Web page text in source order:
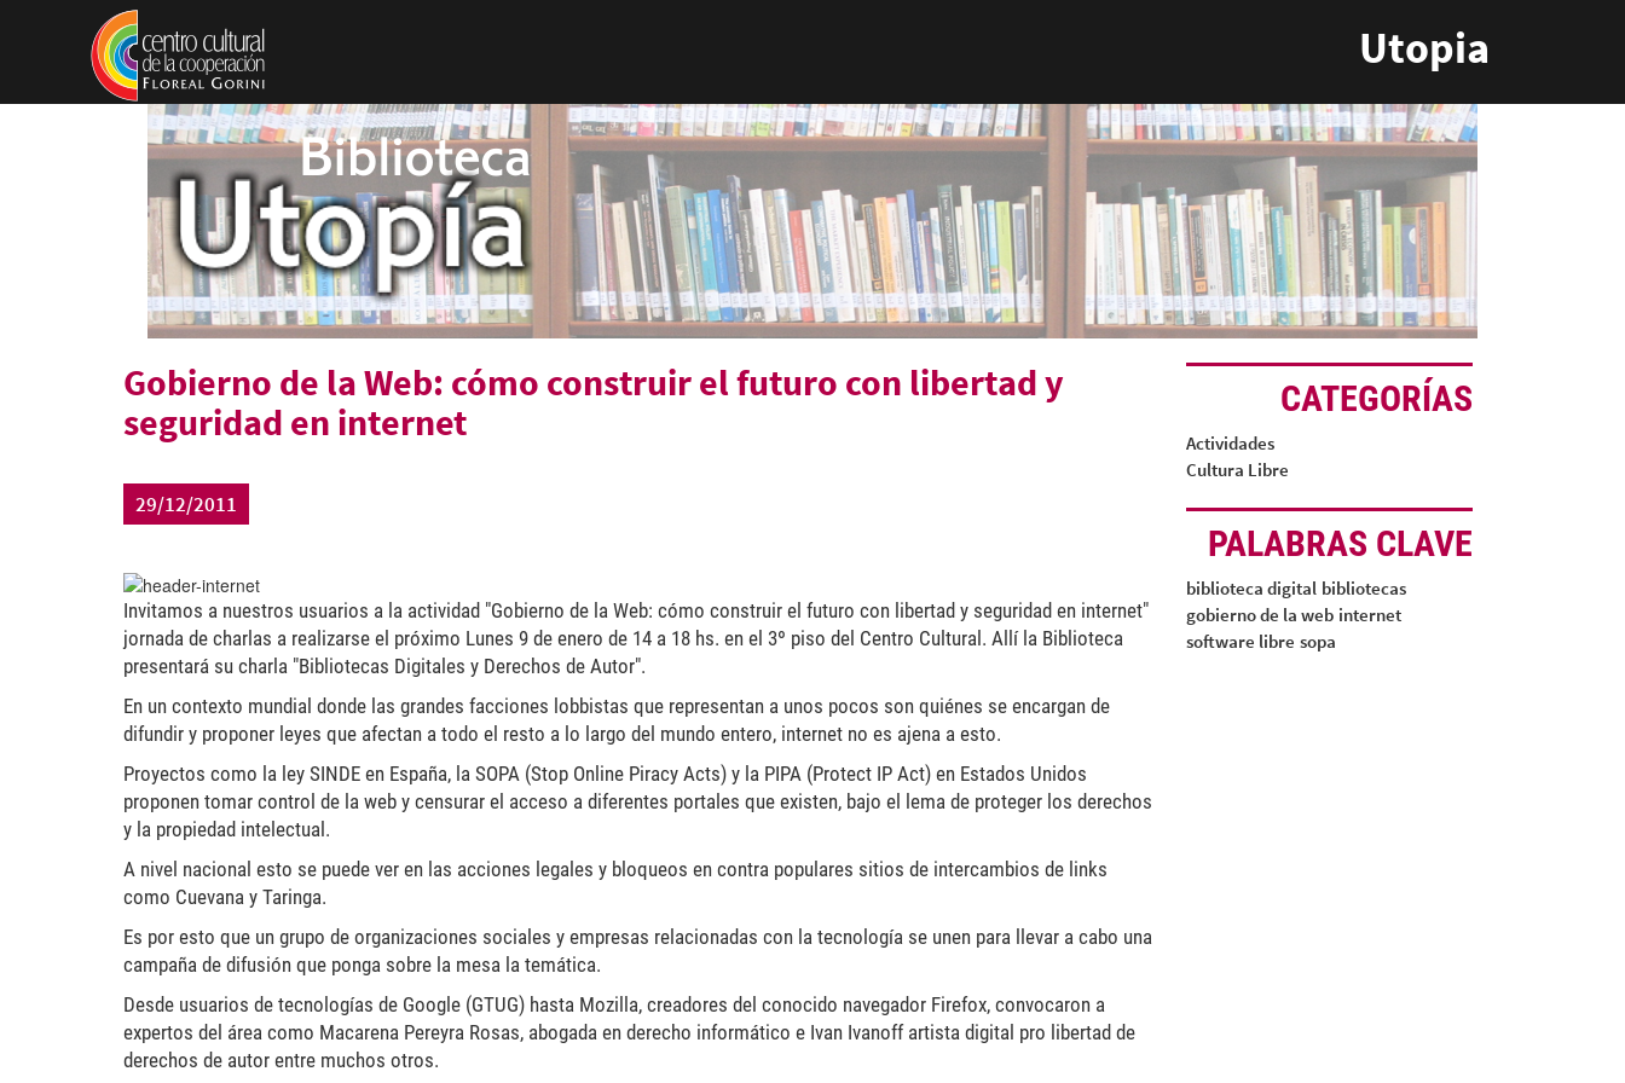
Pasar al contenido principal
Utopia
Gobierno de la Web: cómo construir el futuro con libertad y
seguridad en internet
29/12/2011
header-internet-450x92.jpg
Invitamos a nuestros usuarios a la actividad "Gobierno de la Web: cómo construir el futuro con libertad y seguridad en internet"
jornada de charlas a realizarse el próximo Lunes 9 de enero de 14 a 18 hs. en el 3º piso del Centro Cultural. Allí la Biblioteca
presentará su charla "Bibliotecas Digitales y Derechos de Autor".
En un contexto mundial donde las grandes facciones lobbistas que representan a unos pocos son quiénes se encargan de
difundir y proponer leyes que afectan a todo el resto a lo largo del mundo entero, internet no es ajena a esto.
Proyectos como la ley SINDE en España, la SOPA (Stop Online Piracy Acts) y la PIPA (Protect IP Act) en Estados Unidos
proponen tomar control de la web y censurar el acceso a diferentes portales que existen, bajo el lema de proteger los derechos
y la propiedad intelectual.
A nivel nacional esto se puede ver en las acciones legales y bloqueos en contra populares sitios de intercambios de links
como Cuevana y Taringa.
Es por esto que un grupo de organizaciones sociales y empresas relacionadas con la tecnología se unen para llevar a cabo una
campaña de difusión que ponga sobre la mesa la temática.
Desde usuarios de tecnologías de Google (GTUG) hasta Mozilla, creadores del conocido navegador Firefox, convocaron a
expertos del área como Macarena Pereyra Rosas, abogada en derecho informático e Ivan Ivanoff artista digital pro libertad de
derechos de autor entre muchos otros.
CATEGORÍAS
Actividades
Cultura Libre
PALABRAS CLAVE
biblioteca digital bibliotecas
gobierno de la web internet
software libre sopa